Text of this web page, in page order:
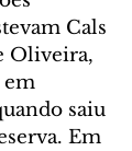
Cals
Oliveira,
em
saiu
Em